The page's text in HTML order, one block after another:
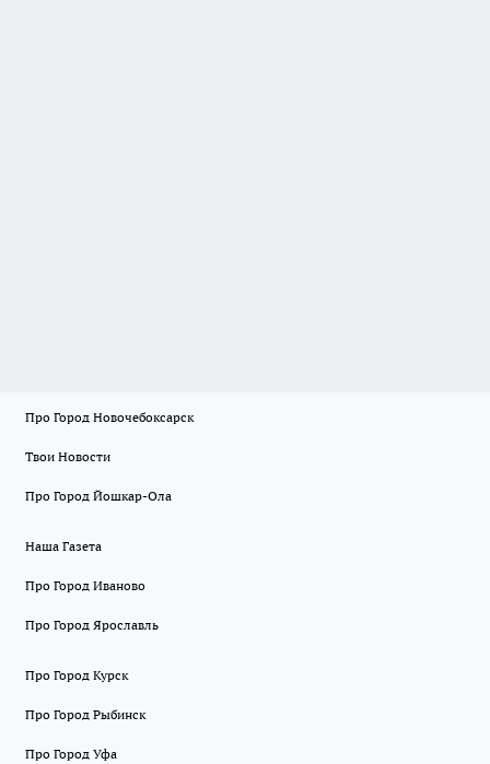
Про Город Новочебоксарск
Твои Новости
Про Город Йошкар-Ола
Наша Газета
Про Город Иваново
Про Город Ярославль
Про Город Курск
Про Город Рыбинск
Про Город Уфа